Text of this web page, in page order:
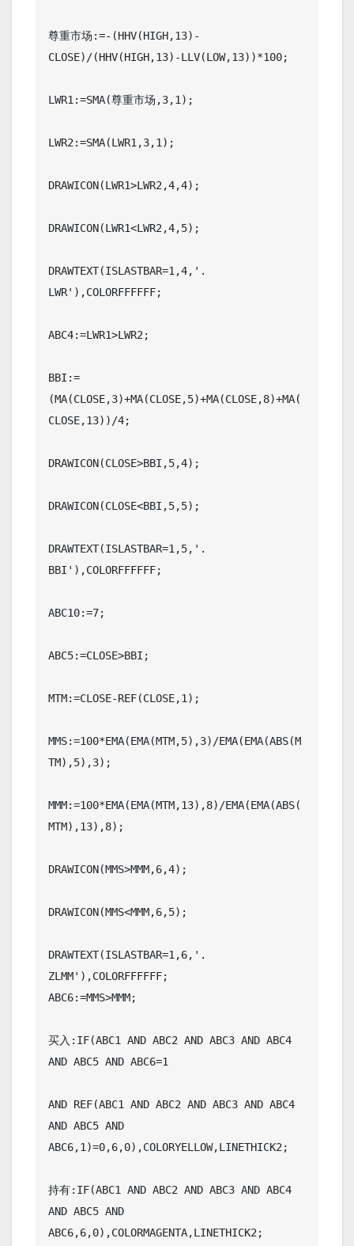
尊重市场:=-(HHV(HIGH,13)-
CLOSE)/(HHV(HIGH,13)-LLV(LOW,13))*100;
LWR1:=SMA(尊重市场,3,1);
LWR2:=SMA(LWR1,3,1);
DRAWICON(LWR1>LWR2,4,4);
DRAWICON(LWR1<LWR2,4,5);
DRAWTEXT(ISLASTBAR=1,4,'.
LWR'),COLORFFFFFF;
ABC4:=LWR1>LWR2;
BBI:=
(MA(CLOSE,3)+MA(CLOSE,5)+MA(CLOSE,8)+MA(
CLOSE,13))/4;
DRAWICON(CLOSE>BBI,5,4);
DRAWICON(CLOSE<BBI,5,5);
DRAWTEXT(ISLASTBAR=1,5,'.
BBI'),COLORFFFFFF;
ABC10:=7;
ABC5:=CLOSE>BBI;
MTM:=CLOSE-REF(CLOSE,1);
MMS:=100*EMA(EMA(MTM,5),3)/EMA(EMA(ABS(M
TM),5),3);
MMM:=100*EMA(EMA(MTM,13),8)/EMA(EMA(ABS(
MTM),13),8);
DRAWICON(MMS>MMM,6,4);
DRAWICON(MMS<MMM,6,5);
DRAWTEXT(ISLASTBAR=1,6,'.
ZLMM'),COLORFFFFFF;
ABC6:=MMS>MMM;
买入:IF(ABC1 AND ABC2 AND ABC3 AND ABC4
AND ABC5 AND ABC6=1
AND REF(ABC1 AND ABC2 AND ABC3 AND ABC4
AND ABC5 AND
ABC6,1)=0,6,0),COLORYELLOW,LINETHICK2;
持有:IF(ABC1 AND ABC2 AND ABC3 AND ABC4
AND ABC5 AND
ABC6,6,0),COLORMAGENTA,LINETHICK2;